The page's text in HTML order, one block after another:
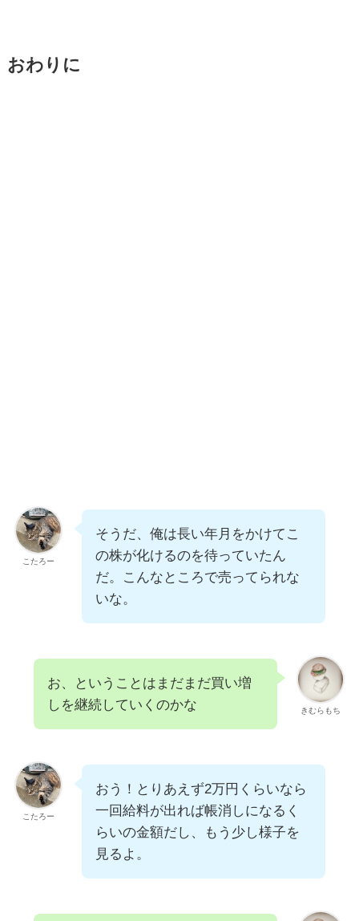
おわりに
こたろー
そうだ、俺は長い年月をかけてこ
の株が化けるのを待っていたん
だ。こんなところで売ってられな
いな。
きむらもち
お、ということはまだまだ買い増
しを継続していくのかな
こたろー
おう！とりあえず2万円くらいなら
一回給料が出れば帳消しになるく
らいの金額だし、もう少し様子を
見るよ。